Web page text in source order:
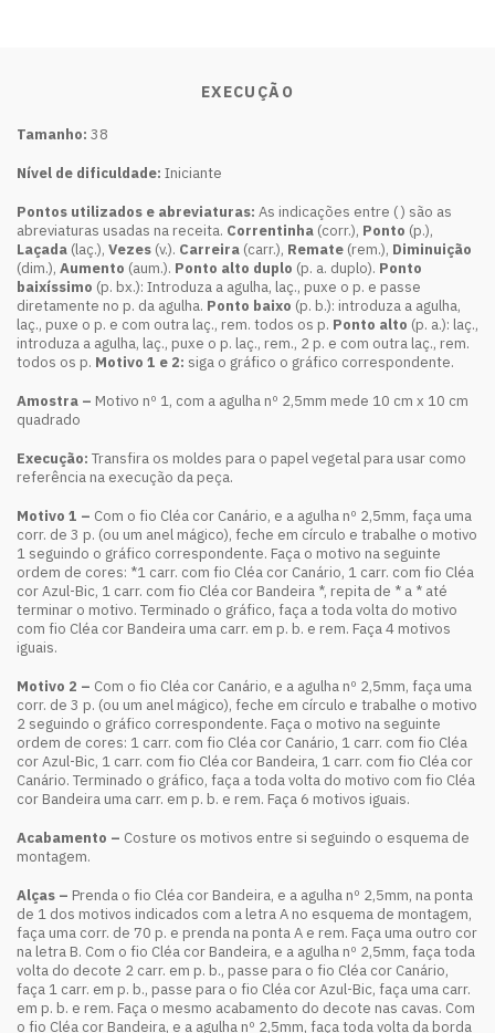
EXECUÇÃO
Tamanho: 38
Nível de dificuldade: Iniciante
Pontos utilizados e abreviaturas: As indicações entre ( ) são as
abreviaturas usadas na receita. Correntinha (corr.), Ponto (p.),
Laçada (laç.), Vezes (v.). Carreira (carr.), Remate (rem.), Diminuição
(dim.), Aumento (aum.). Ponto alto duplo (p. a. duplo). Ponto
baixíssimo (p. bx.): Introduza a agulha, laç., puxe o p. e passe
diretamente no p. da agulha. Ponto baixo (p. b.): introduza a agulha,
laç., puxe o p. e com outra laç., rem. todos os p. Ponto alto (p. a.): laç.,
introduza a agulha, laç., puxe o p. laç., rem., 2 p. e com outra laç., rem.
todos os p. Motivo 1 e 2: siga o gráfico o gráfico correspondente.
Amostra – Motivo nº 1, com a agulha nº 2,5mm mede 10 cm x 10 cm
quadrado
Execução: Transfira os moldes para o papel vegetal para usar como
referência na execução da peça.
Motivo 1 – Com o fio Cléa cor Canário, e a agulha nº 2,5mm, faça uma
corr. de 3 p. (ou um anel mágico), feche em círculo e trabalhe o motivo
1 seguindo o gráfico correspondente. Faça o motivo na seguinte
ordem de cores: *1 carr. com fio Cléa cor Canário, 1 carr. com fio Cléa
cor Azul-Bic, 1 carr. com fio Cléa cor Bandeira *, repita de * a * até
terminar o motivo. Terminado o gráfico, faça a toda volta do motivo
com fio Cléa cor Bandeira uma carr. em p. b. e rem. Faça 4 motivos
iguais.
Motivo 2 – Com o fio Cléa cor Canário, e a agulha nº 2,5mm, faça uma
corr. de 3 p. (ou um anel mágico), feche em círculo e trabalhe o motivo
2 seguindo o gráfico correspondente. Faça o motivo na seguinte
ordem de cores: 1 carr. com fio Cléa cor Canário, 1 carr. com fio Cléa
cor Azul-Bic, 1 carr. com fio Cléa cor Bandeira, 1 carr. com fio Cléa cor
Canário. Terminado o gráfico, faça a toda volta do motivo com fio Cléa
cor Bandeira uma carr. em p. b. e rem. Faça 6 motivos iguais.
Acabamento – Costure os motivos entre si seguindo o esquema de
montagem.
Alças – Prenda o fio Cléa cor Bandeira, e a agulha nº 2,5mm, na ponta
de 1 dos motivos indicados com a letra A no esquema de montagem,
faça uma corr. de 70 p. e prenda na ponta A e rem. Faça uma outro cor
na letra B. Com o fio Cléa cor Bandeira, e a agulha nº 2,5mm, faça toda
volta do decote 2 carr. em p. b., passe para o fio Cléa cor Canário,
faça 1 carr. em p. b., passe para o fio Cléa cor Azul-Bic, faça uma carr.
em p. b. e rem. Faça o mesmo acabamento do decote nas cavas. Com
o fio Cléa cor Bandeira, e a agulha nº 2,5mm, faça toda volta da borda